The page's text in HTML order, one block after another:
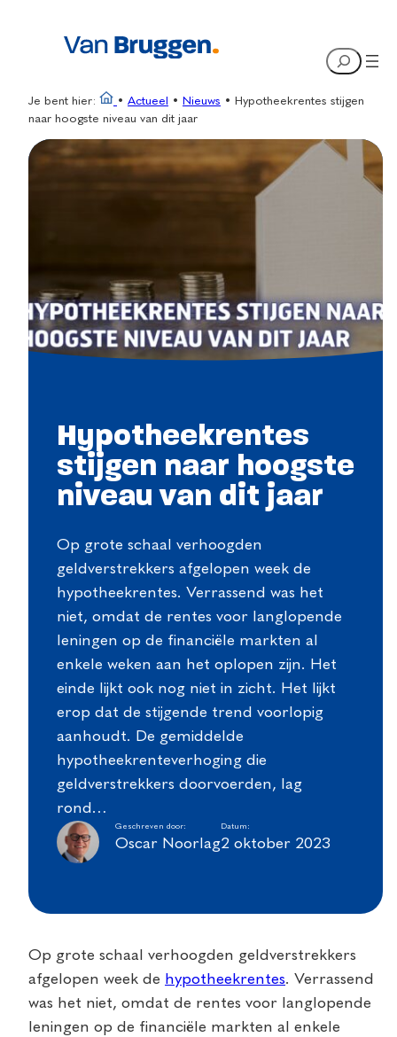
Search
Je bent hier: • Actueel • Nieuws •
Hypotheekrentes stijgen
naar hoogste niveau van dit jaar
Hypotheekrentes
stijgen naar hoogste
niveau van dit jaar
Op grote schaal verhoogden
geldverstrekkers afgelopen week de
hypotheekrentes. Verrassend was het
niet, omdat de rentes voor langlopende
leningen op de financiële markten al
enkele weken aan het oplopen zijn. Het
einde lijkt ook nog niet in zicht. Het lijkt
erop dat de stijgende trend voorlopig
aanhoudt. De gemiddelde
hypotheekrenteverhoging die
geldverstrekkers doorvoerden, lag
rond…
Geschreven door:
Oscar Noorlag
Datum:
2 oktober 2023
Op grote schaal verhoogden geldverstrekkers
afgelopen week de hypotheekrentes. Verrassend
was het niet, omdat de rentes voor langlopende
leningen op de financiële markten al enkele